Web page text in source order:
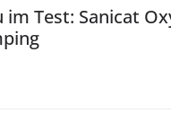
im Test: Sanicat